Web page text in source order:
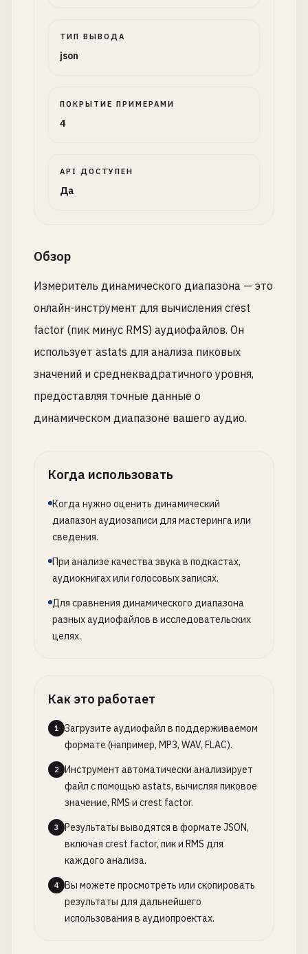
ТИП ВЫВОДА
json
ПОКРЫТИЕ ПРИМЕРАМИ
4
API ДОСТУПЕН
Да
Обзор
Измеритель динамического диапазона — это
онлайн-инструмент для вычисления crest
factor (пик минус RMS) аудиофайлов. Он
использует astats для анализа пиковых
значений и среднеквадратичного уровня,
предоставляя точные данные о
динамическом диапазоне вашего аудио.
Когда использовать
Когда нужно оценить динамический
диапазон аудиозаписи для мастеринга или
сведения.
При анализе качества звука в подкастах,
аудиокнигах или голосовых записях.
Для сравнения динамического диапазона
разных аудиофайлов в исследовательских
целях.
Как это работает
1
Загрузите аудиофайл в поддерживаемом
формате (например, MP3, WAV, FLAC).
2
Инструмент автоматически анализирует
файл с помощью astats, вычисляя пиковое
значение, RMS и crest factor.
3
Результаты выводятся в формате JSON,
включая crest factor, пик и RMS для
каждого анализа.
4
Вы можете просмотреть или скопировать
результаты для дальнейшего
использования в аудиопроектах.